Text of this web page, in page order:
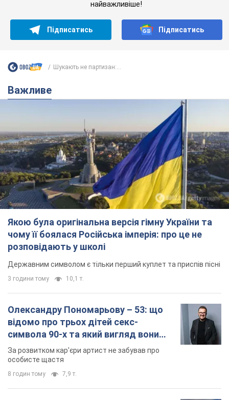
Якою була оригінальна версія гімну України та
чому її боялася Російська імперія: про це не
розповідають у школі
Державним символом є тільки перший куплет та приспів пісні
3 години тому 10,1 т.
Олександру Пономарьову – 53: що
відомо про трьох дітей секс-
символа 90-х та який вигляд вони
мають
За розвитком кар'єри артист не забував про
долари 1996 року: чи приймають
обмінники та банки такі купюри
приймають старі долари